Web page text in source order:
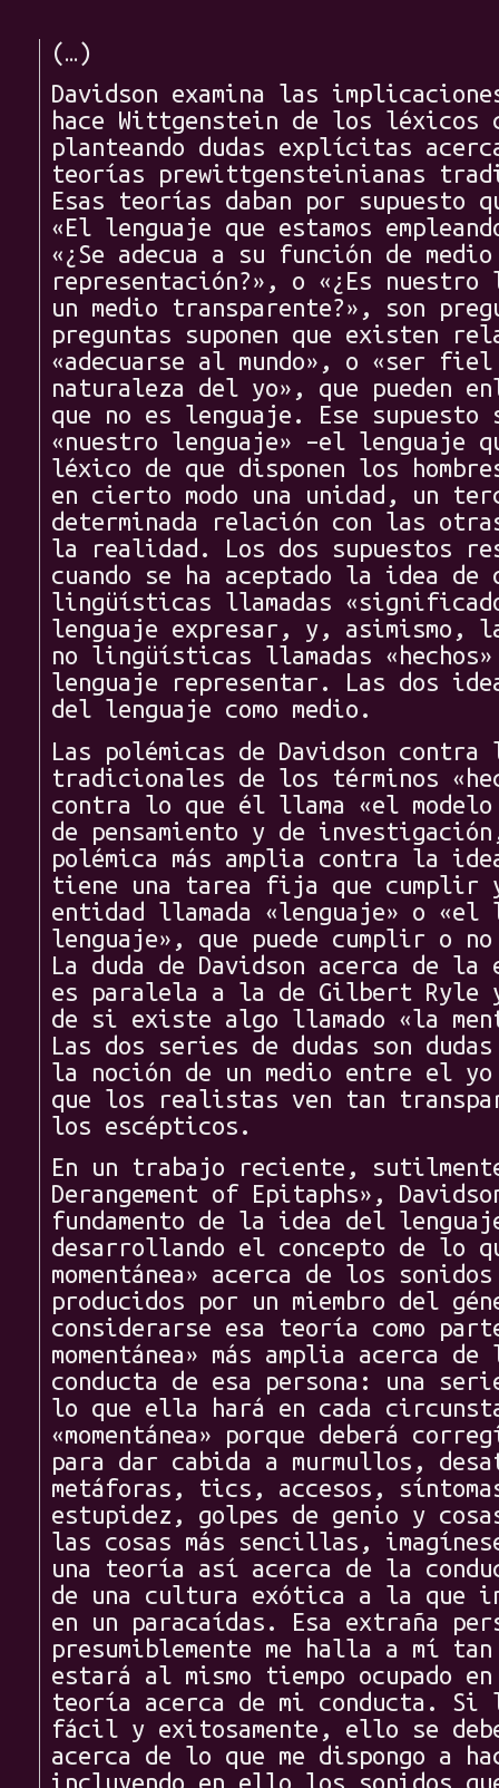
(…)
Davidson examina las
hace Wittgenstein de los léxicos
planteando dudas explícitas
teorías prewittgensteinianas
Esas teorías daban por supuesto
«El lenguaje que estamos
«¿Se adecua a su función de
representación?», o «¿Es nuestro
un medio transparente?», son
preguntas suponen que existen
«adecuarse al mundo», o «ser
naturaleza del yo», que pueden
que no es lenguaje. Ese supuesto
«nuestro lenguaje» –el lenguaje
léxico de que disponen los
en cierto modo una unidad, un
determinada relación con las
la realidad. Los dos supuestos
cuando se ha aceptado la idea de
lingüísticas llamadas
lenguaje expresar, y, asimismo,
no lingüísticas llamadas
lenguaje representar. Las dos
del lenguaje como medio.
Las polémicas de Davidson
tradicionales de los términos
contra lo que él llama «el modelo
de pensamiento y de
polémica más amplia contra la
tiene una tarea fija que cumplir
entidad llamada «lenguaje» o «el
lenguaje», que puede cumplir o no
La duda de Davidson acerca de
es paralela a la de Gilbert Ryle
de si existe algo llamado «la
Las dos series de dudas son
la noción de un medio entre el
que los realistas ven tan
los escépticos.
En un trabajo reciente,
Derangement of Epitaphs»,
fundamento de la idea del
desarrollando el concepto de lo
momentánea» acerca de los
producidos por un miembro del
considerarse esa teoría como
momentánea» más amplia acerca
conducta de esa persona: una
lo que ella hará en cada
«momentánea» porque deberá
para dar cabida a murmullos,
metáforas, tics, accesos,
estupidez, golpes de genio y
las cosas más sencillas,
una teoría así acerca de la
de una cultura exótica a la que
en un paracaídas. Esa extraña
presumiblemente me halla a mí
estará al mismo tiempo ocupado
teoría acerca de mi conducta. Si
fácil y exitosamente, ello se
acerca de lo que me dispongo a
incluyendo en ello los sonidos